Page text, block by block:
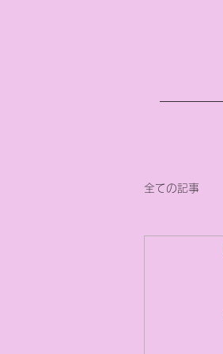
全ての記事